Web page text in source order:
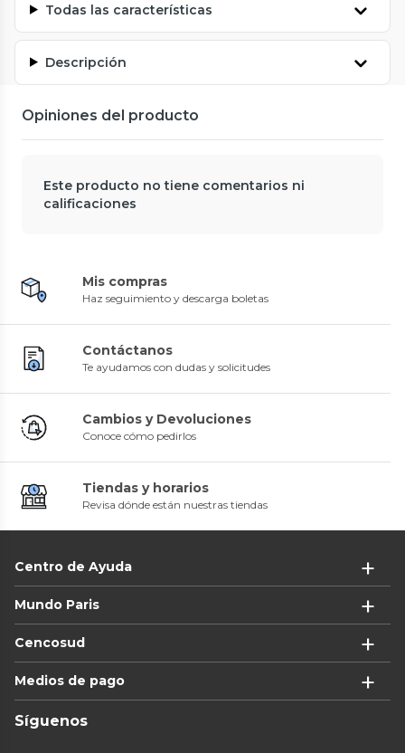
Todas las características
Descripción
Opiniones del producto
Este producto no tiene comentarios ni
calificaciones
Mis compras
Haz seguimiento y descarga boletas
Contáctanos
Te ayudamos con dudas y solicitudes
Cambios y Devoluciones
Conoce cómo pedirlos
Tiendas y horarios
Revisa dónde están nuestras tiendas
Centro de Ayuda
Mundo Paris
Cencosud
Medios de pago
Síguenos